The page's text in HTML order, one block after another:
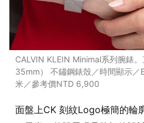
CALVIN KLEIN Minimal系列腕錶
35mm） 不鏽鋼錶殼／時間顯示／
米／參考價NTD 6,900
面盤上CK 刻紋Logo極簡的輪